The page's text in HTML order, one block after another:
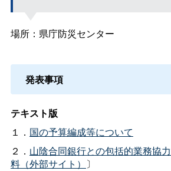
場所：県庁防災センター
発表事項
テキスト版
１． 国の予算編成等について
２． 山陰合同銀行との包括的業務協
料（外部サイト） 〕